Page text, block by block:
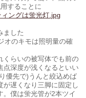
することに
ました
オのキモは照明量の確
くらいの被写体でも前の
点深度が浅くなるといい
優先で)うんと絞込めば
が遅くなり三脚に固定し
。僕は蛍光管が2本ツイ